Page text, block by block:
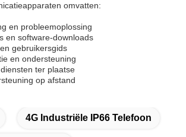
omvatten:
en probleemoplossing
en software-downloads
gebruikersgids
en ondersteuning
ter plaatse
op afstand
4G Industriële IP66 Telefoon